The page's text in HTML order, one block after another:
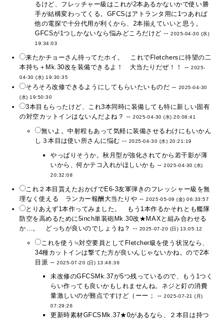
るけど、フレッチャー級はこれが2本あるかないかで使い勝
手が結構変わってくる。GFCSはアトランタ用に1つあれば
他の電探で十分代用が利くから、2本揃えていいと思う。
GFCSが1つしかないなら悩みどころだけど -- 2025-04-30 (水)
19:34:03
来たかチョーさん待ってたホイ。 これでFletchersに待望の二
本持ち＋Mk.30改を装備できるよ！ 大当たりだぜ！！ --2025-
04-30 (水) 19:30:35
そろそろ改修できるようにしてもらいたいものだ -- 2025-04-30
(水) 19:50:30
3本目もらったけど、これ3本同時に装備しても特に新しい固有
の対空カットインはないんだよね？ --2025-04-30 (水) 20:08:41
無いよ。中射程もあって気軽に装備させるわけにもいかん
し３本目は使い所さんに悩む -- 2025-04-30 (水) 20:21:19
やっぱりそうか。秋月型が強化されてから若干影が薄
いから、何かテコ入れがほしいかも --2025-04-30 (水)
20:32:08
これ２本目貰えたおかげでE6-3友軍弾きのフレッシャー級を無
理なく使える ランカー報酬大当たりや --2025-05-09 (金) 06:33:57
とりあえず1本作ってみました。 もう1本作るかそれとも艦隊
防空を高めるために5inch単装砲Mk.30改★MAXと組み合わせる
か…。 どっちが良いのでしょうね？ -- 2025-07-20 (日) 13:05:12
これを使う≒対空要員としてFletcher級を使う状況なら、
34種カットインは撃てた方が良いんじゃないかね。ので2本
目派 --2025-07-20 (日) 13:48:36
未改修のGFCSMk.37が5つ残っているので、もう1つく
らい作っても良いかもしれませんね。ネジと釘の消費
量激しいのが難点ですけど（ーー； --2025-07-21 (月)
07:29:26
更新時素材GFCSMk.37★0があるなら、２本目は持つ